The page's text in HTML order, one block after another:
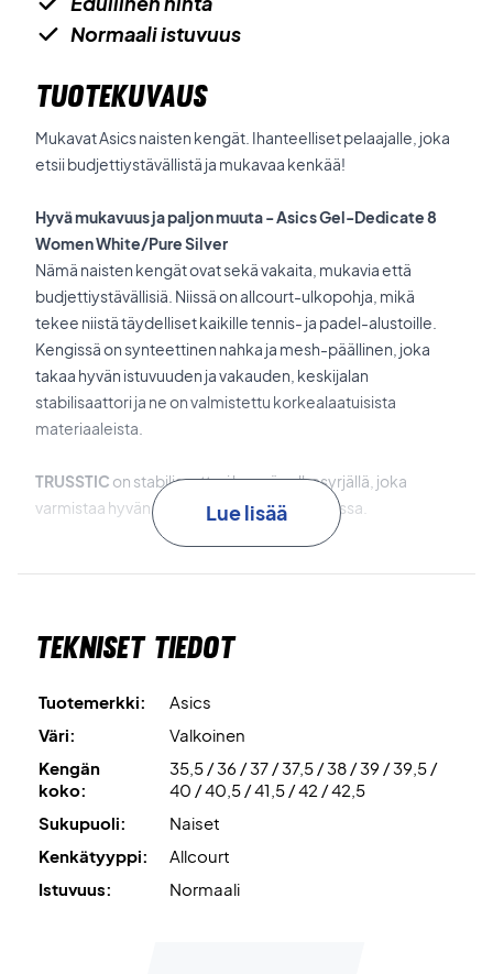
Normaali istuvuus
TUOTEKUVAUS
Mukavat Asics naisten kengät. Ihanteelliset pelaajalle, joka
etsii budjettiystävällistä ja mukavaa kenkää!
Hyvä mukavuus ja paljon muuta - Asics Gel-Dedicate 8
Women White/Pure Silver
Nämä naisten kengät ovat sekä vakaita, mukavia että
budjettiystävällisiä. Niissä on allcourt-ulkopohja, mikä
tekee niistä täydelliset kaikille tennis- ja padel-alustoille.
Kengissä on synteettinen nahka ja mesh-päällinen, joka
takaa hyvän istuvuuden ja vakauden, keskijalan
stabilisaattori ja ne on valmistettu korkealaatuisista
materiaaleista.
TRUSSTIC on stabilisaattori kengän ulkosyrjällä, joka
varmistaa hyvän vakauden suunnanvaihdoissa.
Täydelliset kentälle - osta tämä pari Asics naisten kenkiä
Väri: Valkoinen ja hopea.
Lue lisää
Tekniset tiedot
Tuotemerkki:
Asics
Väri:
Valkoinen
Kengän
koko:
35,5 / 36 / 37 / 37,5 / 38 / 39 / 39,5 /
40 / 40,5 / 41,5 / 42 / 42,5
Sukupuoli:
Naiset
Kenkätyyppi:
Allcourt
Istuvuus:
Normaali